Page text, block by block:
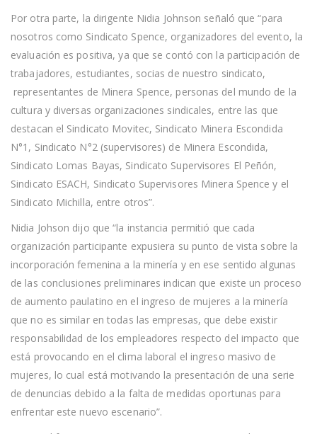
Por otra parte, la dirigente Nidia Johnson señaló que “para
nosotros como Sindicato Spence, organizadores del evento, la
evaluación es positiva, ya que se contó con la participación de
trabajadores, estudiantes, socias de nuestro sindicato,
representantes de Minera Spence, personas del mundo de la
cultura y diversas organizaciones sindicales, entre las que
destacan el Sindicato Movitec, Sindicato Minera Escondida
N°1, Sindicato N°2 (supervisores) de Minera Escondida,
Sindicato Lomas Bayas, Sindicato Supervisores El Peñón,
Sindicato ESACH, Sindicato Supervisores Minera Spence y el
Sindicato Michilla, entre otros”.
Nidia Johson dijo que “la instancia permitió que cada
organización participante expusiera su punto de vista sobre la
incorporación femenina a la minería y en ese sentido algunas
de las conclusiones preliminares indican que existe un proceso
de aumento paulatino en el ingreso de mujeres a la minería
que no es similar en todas las empresas, que debe existir
responsabilidad de los empleadores respecto del impacto que
está provocando en el clima laboral el ingreso masivo de
mujeres, lo cual está motivando la presentación de una serie
de denuncias debido a la falta de medidas oportunas para
enfrentar este nuevo escenario”.